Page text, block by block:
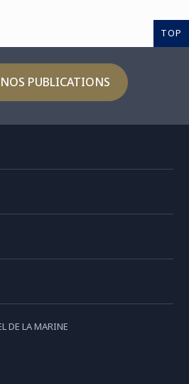
TOP
NOS PUBLICATIONS
DE LA MARINE